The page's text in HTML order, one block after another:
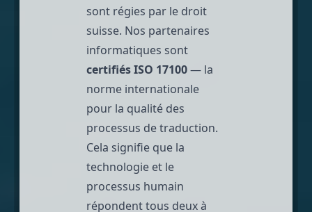
sont régies par le droit
suisse. Nos partenaires
informatiques sont
certifiés ISO 17100— la
norme internationale
pour la qualité des
processus de traduction.
Cela signifie que la
technologie et le
processus humain
répondent tous deux à